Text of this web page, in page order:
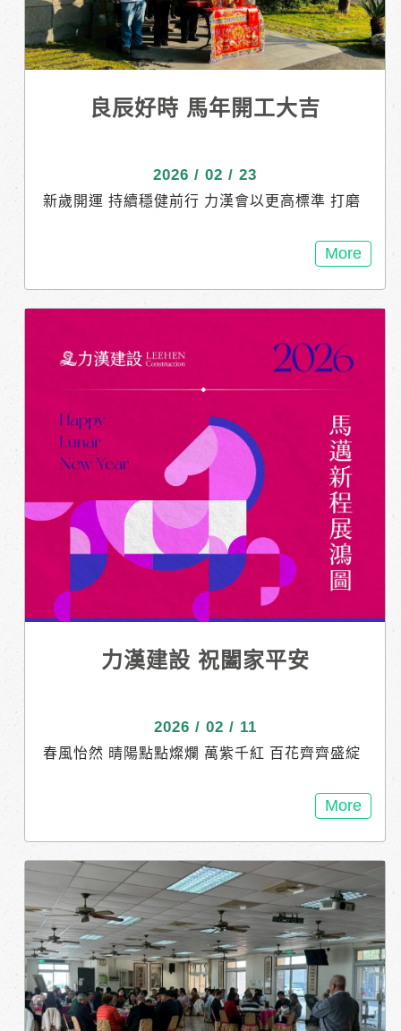
良辰好時 馬年開工大吉
2026 / 02 / 23
新歲開運 持續穩健前行 力漢會以更高標準 打磨
是仰望的恆美歸屬 戀家 是睦想的靜好初衷
More
力漢建設 祝闔家平安
2026 / 02 / 11
春風怡然 晴陽點點燦爛 萬紫千紅 百花齊齊盛綻
More